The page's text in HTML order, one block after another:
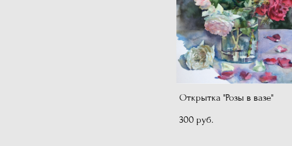
Открытка "Розы в вазе"
300 pуб.